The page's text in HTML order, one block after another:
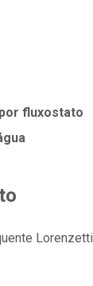
fluxostato
Lorenzetti